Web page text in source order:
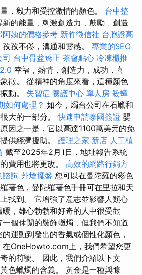
，毅力和受控激情的顏色。 台中整
新的能量，刺激創造力，鼓勵，創造
阿姨的價格參考 新竹徵信社 台胞證高
孜不倦，溝通和靈感。 專業的SEO
司 台中骨盆矯正 茶會點心 冷凍櫃推
幸福，熱情，創造力，成功，喜
徵。 從精神的角度來看，這種顏色
動。 失智症 養護中心 單人房 殺蟑
如何處理？ 如今，燭台公司在石蠟和
大的一部分。快速申請泰國簽證 嬰
因之一是，它以高達1100萬美元的免
供經濟援助。 護理之家 新店 人工植
截至2025年2月1日，地址報告系統
費用也將更改。 高效的網路行銷方
諮詢 外燴擺盤 您可以在曼陀羅的彩色
著色，曼陀羅著色手冊可在里拉和天
找到。 它增強了意志並影響人類心
，雄心勃勃和好奇的人中很受歡
個休閒的裝飾蠟燭，但我們不知道
運動到發出的香氣或個性化顏色，
在OneHowto.com上，我們希望您更
的符號。 因此，我們介紹以下文
色蠟燭的含義。 黃金是一種與慷